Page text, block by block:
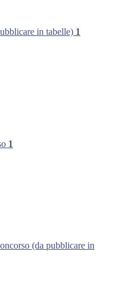
in tabelle) 1
1
(da pubblicare in